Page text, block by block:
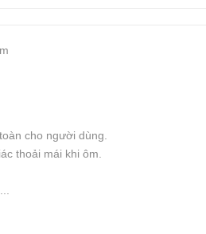
cho người dùng.
thoải mái khi ôm.